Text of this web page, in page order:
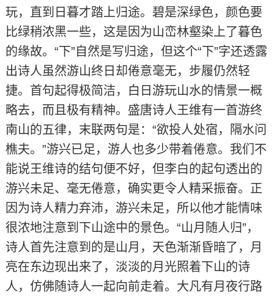
玩，直到日暮才踏上归途。碧是深绿色，颜色要
比绿稍浓黑一些，这是因为山峦林壑染上了暮色
的缘故。“下”自然是写归途，但这个“下”字还透露
出诗人虽然游山终日却倦意毫无，步履仍然轻
捷。首句起得极简洁，白日游玩山水的情景一概
略去，而且极有精神。盛唐诗人王维有一首游终
南山的五律，末联两句是：“欲投人处宿，隔水问
樵夫。”游兴已足，游人也多少带着倦意。我们不
能说王维诗的结句便不好，但李白的起句透出的
游兴未足、毫无倦意，确实更令人精采振奋。正
因为诗人精力弃沛，游兴未足，所以他才能情味
很浓地注意到下山途中的景色。“山月随人归”，
诗人首先注意到的是山月，天色渐渐昏暗了，月
亮在东边现出来了，淡淡的月光照着下山的诗
人，仿佛随诗人一起向前走着。大凡有月夜行路